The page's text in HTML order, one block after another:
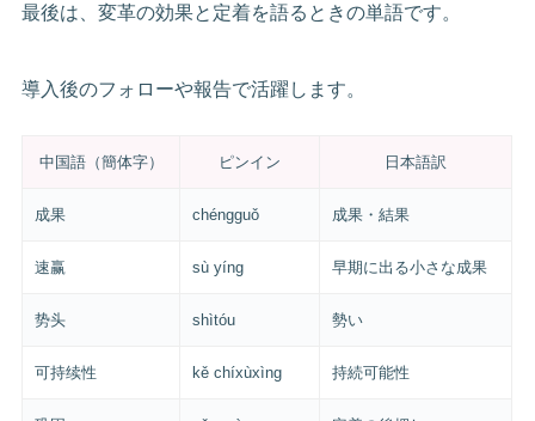
最後は、変革の効果と定着を語るときの単語です。
導入後のフォローや報告で活躍します。
中国語（簡体字） ピンイン 日本語訳
成果 chéngguǒ 成果・結果
速赢 sù yíng 早期に出る小さな成果
势头 shìtóu 勢い
可持续性 kě chíxùxìng 持続可能性